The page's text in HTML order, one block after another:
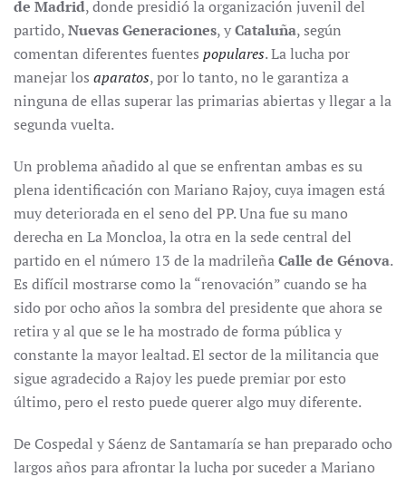
de Madrid, donde presidió la organización juvenil del
partido,Nuevas Generaciones, yCataluña, según
comentan diferentes fuentes populares. La lucha por
manejar los aparatos, por lo tanto, no le garantiza a
ninguna de ellas superar las primarias abiertas y llegar a la
segunda vuelta.
Un problema añadido al que se enfrentan ambas es su
plena identificación con Mariano Rajoy, cuya imagen está
muy deteriorada en el seno del PP. Una fue su mano
derecha en La Moncloa, la otra en la sede central del
partido en el número 13 de la madrileñaCalle de Génova.
Es difícil mostrarse como la “renovación” cuando se ha
sido por ocho años la sombra del presidente que ahora se
retira y al que se le ha mostrado de forma pública y
constante la mayor lealtad. El sector de la militancia que
sigue agradecido a Rajoy les puede premiar por esto
último, pero el resto puede querer algo muy diferente.
De Cospedal y Sáenz de Santamaría se han preparado ocho
largos años para afrontar la lucha por suceder a Mariano